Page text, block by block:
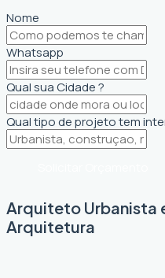
Nome
Whatsapp
Qual sua Cidade ?
Qual tipo de projeto tem
Arquiteto Urbanista
Arquitetura